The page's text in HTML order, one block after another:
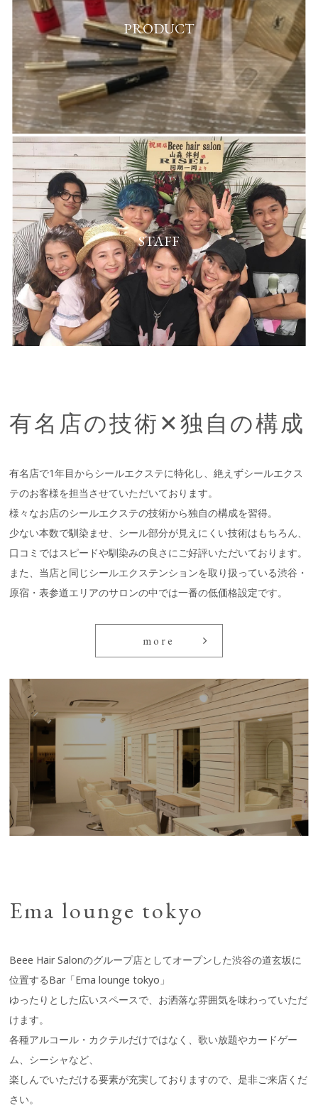
PRODUCT
STAFF
有名店の技術✕独自の構成
有名店で1年目からシールエクステに特化し、絶えずシールエクス
テのお客様を担当させていただいております。
様々なお店のシールエクステの技術から独自の構成を習得。
少ない本数で馴染ませ、シール部分が見えにくい技術はもちろん、
口コミではスピードや馴染みの良さにご好評いただいております。
また、当店と同じシールエクステンションを取り扱っている渋谷・
原宿・表参道エリアのサロンの中では一番の低価格設定です。
more
Ema lounge tokyo
Beee Hair Salonのグループ店としてオープンした渋谷の道玄坂に
位置するBar「Ema lounge tokyo」
ゆったりとした広いスペースで、お洒落な雰囲気を味わっていただ
けます。
各種アルコール・カクテルだけではなく、歌い放題やカードゲー
ム、シーシャなど、
楽しんでいただける要素が充実しておりますので、是非ご来店くだ
さい。